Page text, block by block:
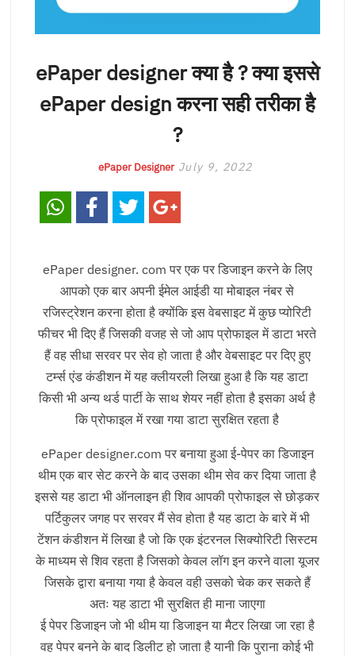
ePaper designer क्या है ? क्या इससे
ePaper design करना सही तरीका है
?
ePaper Designer July 9, 2022
ePaper designer. com पर एक पर डिजाइन करने के लिए
आपको एक बार अपनी ईमेल आईडी या मोबाइल नंबर से
रजिस्ट्रेशन करना होता है क्योंकि इस वेबसाइट में कुछ प्योरिटी
फीचर भी दिए हैं जिसकी वजह से जो आप प्रोफाइल में डाटा भरते
हैं वह सीधा सरवर पर सेव हो जाता है और वेबसाइट पर दिए हुए
टर्म्स एंड कंडीशन में यह क्लीयरली लिखा हुआ है कि यह डाटा
किसी भी अन्य थर्ड पार्टी के साथ शेयर नहीं होता है इसका अर्थ है
कि प्रोफाइल में रखा गया डाटा सुरक्षित रहता है
ePaper designer.com पर बनाया हुआ ई-पेपर का डिजाइन
थीम एक बार सेट करने के बाद उसका थीम सेव कर दिया जाता है
इससे यह डाटा भी ऑनलाइन ही शिव आपकी प्रोफाइल से छोड़कर
पर्टिकुलर जगह पर सरवर मैं सेव होता है यह डाटा के बारे में भी
टेंशन कंडीशन में लिखा है जो कि एक इंटरनल सिक्योरिटी सिस्टम
के माध्यम से शिव रहता है जिसको केवल लॉग इन करने वाला यूजर
जिसके द्वारा बनाया गया है केवल वही उसको चेक कर सकते हैं
अतः यह डाटा भी सुरक्षित ही माना जाएगा
ई पेपर डिजाइन जो भी थीम या डिजाइन या मैटर लिखा जा रहा है
वह पेपर बनने के बाद डिलीट हो जाता है यानी कि पुराना कोई भी